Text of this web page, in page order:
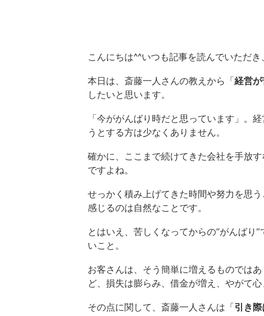
こんにちは^^いつも記事を読んでいただき
本日は、斎藤一人さんの教えから「 経営
したいと思います。
「今ががんばり時だと思っています」。
うとする方は少なくありません。
確かに、ここまで続けてきた会社を手放
ですよね。
せっかく積み上げてきた時間や努力を思
感じるのは自然なことです。
とはいえ、苦しくなってからの“がんばり
いこと。
お客さんは、そう簡単に増えるものでは
ど、損失は膨らみ、借金が増え、やがて心
その点に関して、斎藤一人さんは「 引き